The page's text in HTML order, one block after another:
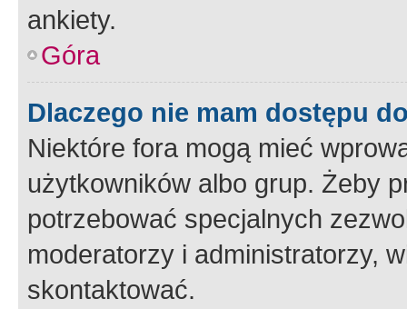
ankiety.
Góra
Dlaczego nie mam dostępu
Niektóre fora mogą mieć
użytkowników albo grup. Żeby
potrzebować specjalnych
moderatorzy i administratorzy,
skontaktować.